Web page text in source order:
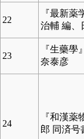
22
『最新薬
治輔 編、
23
『生藥
奈泰彦
24
『和漢
郎 同済号